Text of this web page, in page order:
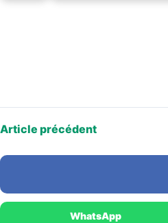
Article précédent
WhatsApp